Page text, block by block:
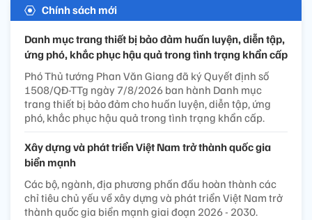
Chính sách mới
Danh mục trang thiết bị bảo đảm huấn luyện, diễn tập,
ứng phó, khắc phục hậu quả trong tình trạng khẩn cấp
Phó Thủ tướng Phan Văn Giang đã ký Quyết định số
1508/QĐ-TTg ngày 7/8/2026 ban hành Danh mục
trang thiết bị bảo đảm cho huấn luyện, diễn tập, ứng
phó, khắc phục hậu quả trong tình trạng khẩn cấp.
Xây dựng và phát triển Việt Nam trở thành quốc gia
biển mạnh
Các bộ, ngành, địa phương phấn đấu hoàn thành các
chỉ tiêu chủ yếu về xây dựng và phát triển Việt Nam trở
thành quốc gia biển mạnh giai đoạn 2026 - 2030.